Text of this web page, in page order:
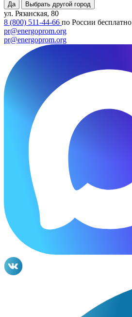
Да Выбрать другой город
ул. Рязанская, 80
8 (800) 511-44-66 по России бесплатно
pr@energoprom.org
pr@energoprom.org